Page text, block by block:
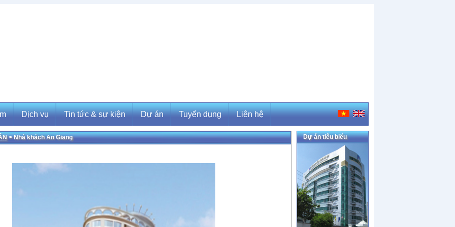
Dịch vụ
Dịch vụ
Tin tức & sự kiện
Tin tức & sự kiện
Dự án
Dự án
Tuyển dụng
Tuyển dụng
Liên hệ
Liên hệ
> Nhà khách An Giang Dự án tiêu biểu